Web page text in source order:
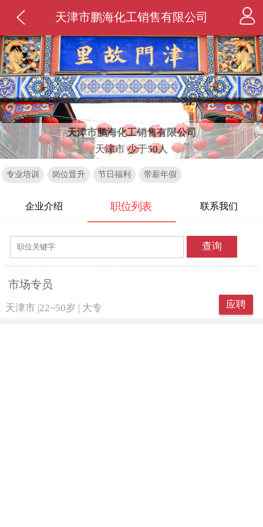
天津市鹏海化工销售有限公司
天津市鹏海化工销售有限公司
天津市 少于50人
专业培训 岗位晋升 节日福利 带薪年假
企业介绍 职位列表 联系我们
查询
市场专员
天津市 22~50岁 大专 应聘